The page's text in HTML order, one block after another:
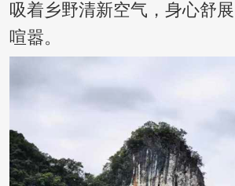
吸着乡野清新空气，身心舒
喧嚣。